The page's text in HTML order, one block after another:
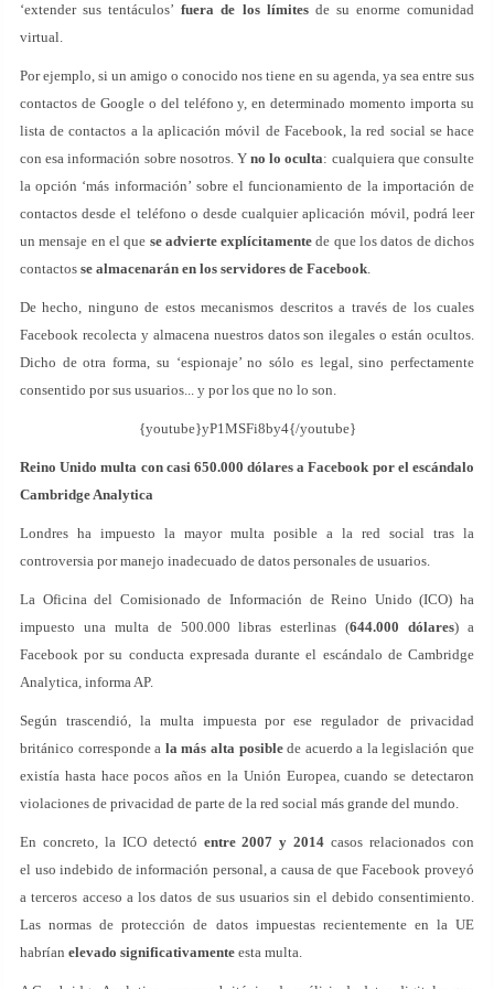
‘extender sus tentáculos’fuera de los límitesde su enorme comunidad
virtual.
Por ejemplo, si un amigo o conocido nos tiene en su agenda, ya sea entre sus
contactos de Google o del teléfono y, en determinado momento importa su
lista de contactos a la aplicación móvil de Facebook, la red social se hace
con esa información sobre nosotros. Yno lo oculta: cualquiera que consulte
la opción ‘más información’ sobre el funcionamiento de la importación de
contactos desde el teléfono o desde cualquier aplicación móvil, podrá leer
un mensaje en el que se advierte explícitamente de que los datos de dichos
contactos se almacenarán en los servidores de Facebook.
De hecho, ninguno de estos mecanismos descritos a través de los cuales
Facebook recolecta y almacena nuestros datos son ilegales o están ocultos.
Dicho de otra forma, su ‘espionaje’ no sólo es legal, sino perfectamente
consentido por sus usuarios... y por los que no lo son.
{youtube}yP1MSFi8by4{/youtube}
Reino Unido multa con casi 650.000 dólares a Facebook por el escándalo
Cambridge Analytica
Londres ha impuesto la mayor multa posible a la red social tras la
controversia por manejo inadecuado de datos personales de usuarios.
La Oficina del Comisionado de Información de Reino Unido (ICO) ha
impuesto una multa de 500.000 libras esterlinas (644.000 dólares) a
Facebook por su conducta expresada durante el escándalo de Cambridge
Analytica, informa AP.
Según trascendió, la multa impuesta por ese regulador de privacidad
británico corresponde a la más alta posiblede acuerdo a la legislación que
existía hasta hace pocos años en la Unión Europea, cuando se detectaron
violaciones de privacidad de parte de la red social más grande del mundo.
En concreto, la ICO detectó entre 2007 y 2014 casos relacionados con
el uso indebido de información personal, a causa de que Facebook proveyó
a terceros acceso a los datos de sus usuarios sin el debido consentimiento.
Las normas de protección de datos impuestas recientemente en la UE
habrían elevado significativamente esta multa.